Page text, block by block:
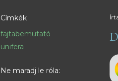
Címkék
fajtabemutató
unifera
Ne maradj le róla: